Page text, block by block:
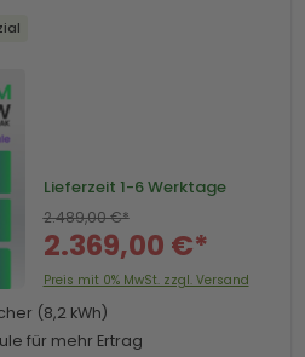
Lieferzeit 1-6 Werktage
2.369,00 €*
2.489,00 €*
Preis mit 0% MwSt. zzgl. Versand
(8,2 kWh)
für mehr Ertrag